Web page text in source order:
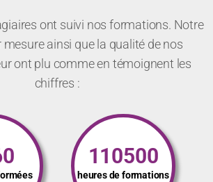
ont suivi nos formations. Notre
ainsi que la qualité de nos
ont plu comme en témoignent les
chiffres :
110500
heures de formations